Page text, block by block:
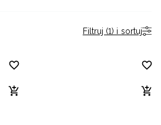
Filtruj (1) i sortuj